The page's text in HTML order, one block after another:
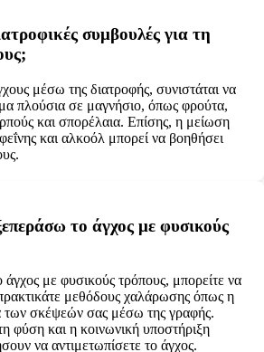
συμβουλές για τη
μέσω της διατροφής, συνιστάται να
πλούσια σε μαγνήσιο, όπως φρούτα,
και σπορέλαια. Επίσης, η μείωση
και αλκοόλ μπορεί να βοηθήσει
το άγχος με φυσικούς
άγχος με φυσικούς τρόπους, μπορείτε να
μεθόδους χαλάρωσης όπως η
των σκέψεών σας μέσω της γραφής.
φύση και η κοινωνική υποστήριξη
να αντιμετωπίσετε το άγχος.